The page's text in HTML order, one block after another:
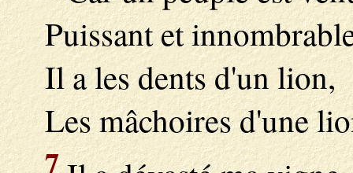
Puissant et
Il a les dents d'un lion,
Les mâchoires d'une
7